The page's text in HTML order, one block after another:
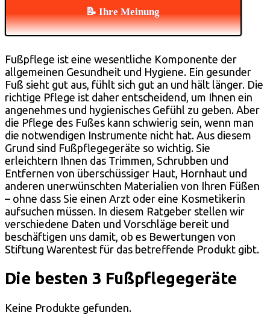
📝 Ihre Meinung
Fußpflege ist eine wesentliche Komponente der
allgemeinen Gesundheit und Hygiene. Ein gesunder
Fuß sieht gut aus, fühlt sich gut an und hält länger. Die
richtige Pflege ist daher entscheidend, um Ihnen ein
angenehmes und hygienisches Gefühl zu geben. Aber
die Pflege des Fußes kann schwierig sein, wenn man
die notwendigen Instrumente nicht hat. Aus diesem
Grund sind Fußpflegegeräte so wichtig. Sie
erleichtern Ihnen das Trimmen, Schrubben und
Entfernen von überschüssiger Haut, Hornhaut und
anderen unerwünschten Materialien von Ihren Füßen
– ohne dass Sie einen Arzt oder eine Kosmetikerin
aufsuchen müssen. In diesem Ratgeber stellen wir
verschiedene Daten und Vorschläge bereit und
beschäftigen uns damit, ob es Bewertungen von
Stiftung Warentest für das betreffende Produkt gibt.
Die besten 3 Fußpflegegeräte
Keine Produkte gefunden.